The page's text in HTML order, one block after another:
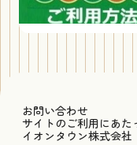
お問い合わせ
サイトのご利用にあた
イオンタウン株式会社